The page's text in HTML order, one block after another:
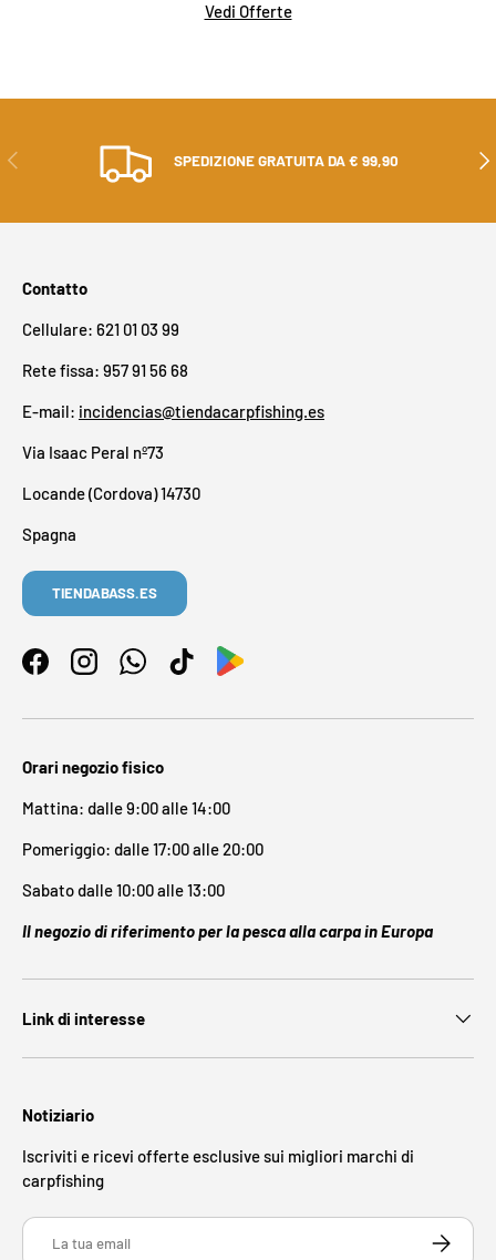
Vedi Offerte
PRECEDENTE SPEDIZIONE GRATUITA DA € 99,90
Contatto
Cellulare: 621 01 03 99
Rete fissa: 957 91 56 68
E-mail: incidencias@tiendacarpfishing.es
Via Isaac Peral nº73
Locande (Cordova) 14730
Spagna
TIENDABASS.ES
FacebookInstagramWhatsAppTikTok
Orari negozio fisico
Mattina: dalle 9:00 alle 14:00
Pomeriggio: dalle 17:00 alle 20:00
Sabato dalle 10:00 alle 13:00
Il negozio di riferimento per la pesca alla carpa in Europa
Link di interesse
Notiziario
Iscriviti e ricevi offerte esclusive sui migliori marchi di
carpfishing
Email
ISCRIVITI